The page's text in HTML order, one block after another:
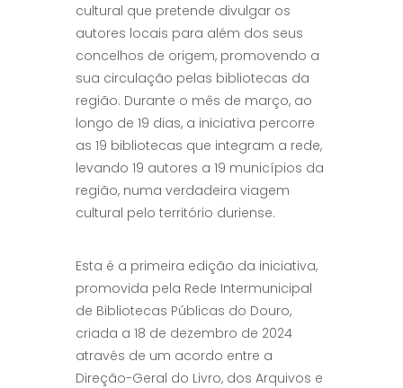
cultural que pretende divulgar os
autores locais para além dos seus
concelhos de origem, promovendo a
sua circulação pelas bibliotecas da
região. Durante o mês de março, ao
longo de 19 dias, a iniciativa percorre
as 19 bibliotecas que integram a rede,
levando 19 autores a 19 municípios da
região, numa verdadeira viagem
cultural pelo território duriense.
Esta é a primeira edição da iniciativa,
promovida pela Rede Intermunicipal
de Bibliotecas Públicas do Douro,
criada a 18 de dezembro de 2024
através de um acordo entre a
Direção-Geral do Livro, dos Arquivos e